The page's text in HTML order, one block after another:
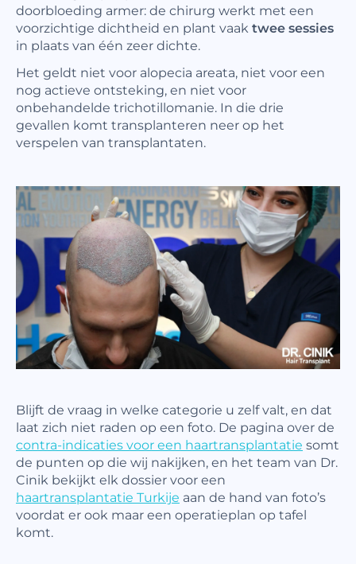
doorbloeding armer: de chirurg werkt met een
voorzichtige dichtheid en plant vaak twee sessies
in plaats van één zeer dichte.
Het geldt niet voor alopecia areata, niet voor een
nog actieve ontsteking, en niet voor
onbehandelde trichotillomanie. In die drie
gevallen komt transplanteren neer op het
verspelen van transplantaten.
Blijft de vraag in welke categorie u zelf valt, en dat
laat zich niet raden op een foto. De pagina over de
contra-indicaties voor een haartransplantatie somt
de punten op die wij nakijken, en het team van Dr.
Cinik bekijkt elk dossier voor een
haartransplantatie Turkije aan de hand van foto’s
voordat er ook maar een operatieplan op tafel
komt.